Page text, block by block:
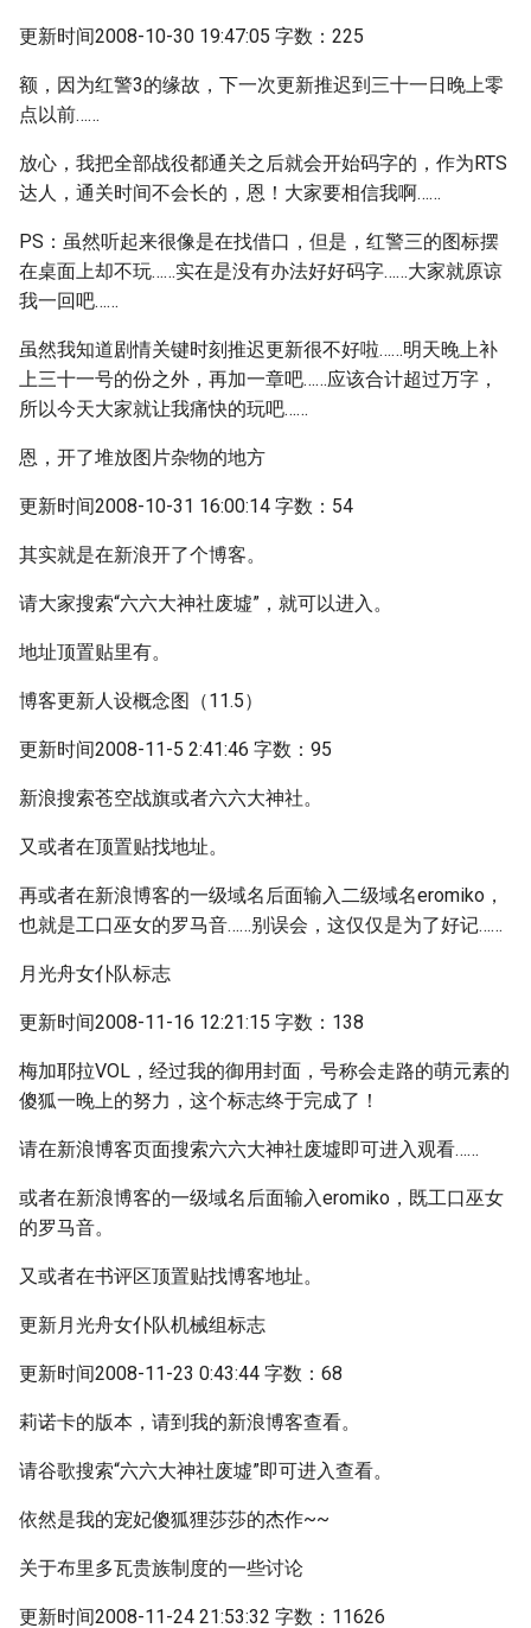
更新时间2008-10-30 19:47:05 字数：225
额，因为红警3的缘故，下一次更新推迟到三十一日晚上零
点以前……
放心，我把全部战役都通关之后就会开始码字的，作为RTS
达人，通关时间不会长的，恩！大家要相信我啊……
PS：虽然听起来很像是在找借口，但是，红警三的图标摆
在桌面上却不玩……实在是没有办法好好码字……大家就原谅
我一回吧……
虽然我知道剧情关键时刻推迟更新很不好啦……明天晚上补
上三十一号的份之外，再加一章吧……应该合计超过万字，
所以今天大家就让我痛快的玩吧……
恩，开了堆放图片杂物的地方
更新时间2008-10-31 16:00:14 字数：54
其实就是在新浪开了个博客。
请大家搜索“六六大神社废墟”，就可以进入。
地址顶置贴里有。
博客更新人设概念图（11.5）
更新时间2008-11-5 2:41:46 字数：95
新浪搜索苍空战旗或者六六大神社。
又或者在顶置贴找地址。
再或者在新浪博客的一级域名后面输入二级域名eromiko，
也就是工口巫女的罗马音……别误会，这仅仅是为了好记……
月光舟女仆队标志
更新时间2008-11-16 12:21:15 字数：138
梅加耶拉VOL，经过我的御用封面，号称会走路的萌元素的
傻狐一晚上的努力，这个标志终于完成了！
请在新浪博客页面搜索六六大神社废墟即可进入观看……
或者在新浪博客的一级域名后面输入eromiko，既工口巫女
的罗马音。
又或者在书评区顶置贴找博客地址。
更新月光舟女仆队机械组标志
更新时间2008-11-23 0:43:44 字数：68
莉诺卡的版本，请到我的新浪博客查看。
请谷歌搜索“六六大神社废墟”即可进入查看。
依然是我的宠妃傻狐狸莎莎的杰作~~
关于布里多瓦贵族制度的一些讨论
更新时间2008-11-24 21:53:32 字数：11626